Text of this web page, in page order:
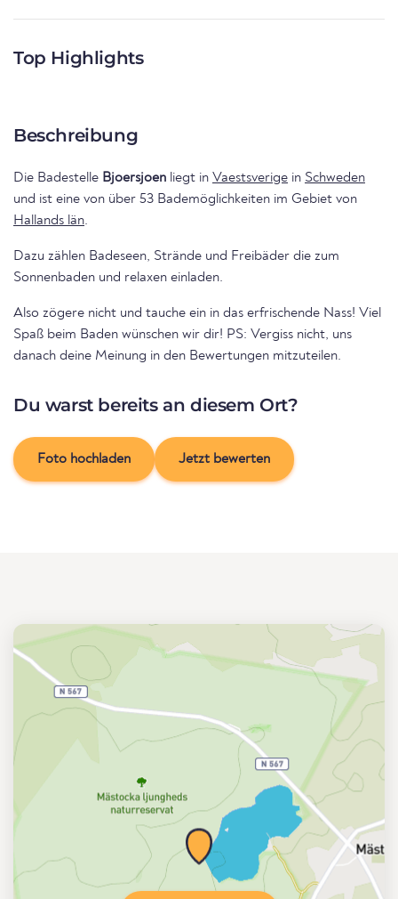
Top Highlights
Beschreibung
Die Badestelle Bjoersjoen liegt in Vaestsverige in Schweden
und ist eine von über 53 Bademöglichkeiten im Gebiet von
Hallands län.
Dazu zählen Badeseen, Strände und Freibäder die zum
Sonnenbaden und relaxen einladen.
Also zögere nicht und tauche ein in das erfrischende Nass! Viel
Spaß beim Baden wünschen wir dir! PS: Vergiss nicht, uns
danach deine Meinung in den Bewertungen mitzuteilen.
Du warst bereits an diesem Ort?
Foto hochladen Jetzt bewerten